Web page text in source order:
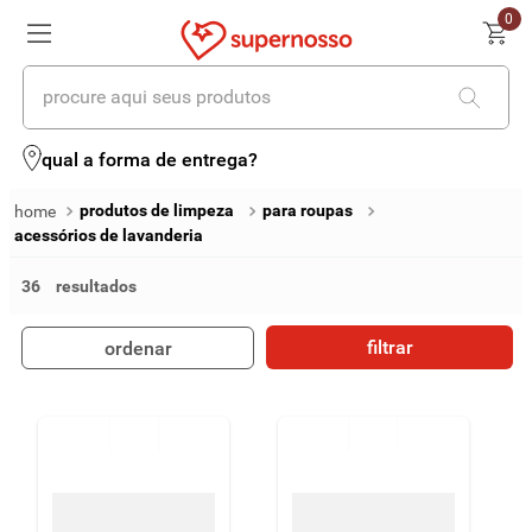
0
procure aqui seus produtos
qual a forma de entrega?
produtos de limpeza
para roupas
acessórios de lavanderia
36
ordenar filtrar
termos mais buscados
2º leite
3º cafe
iogurte